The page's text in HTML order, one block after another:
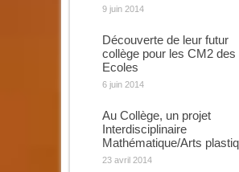
9 juin 2014
Découverte de leur futur
collège pour les CM2 des
Ecoles
6 juin 2014
Au Collège, un projet
Interdisciplinaire
Mathématique/Arts
23 avril 2014